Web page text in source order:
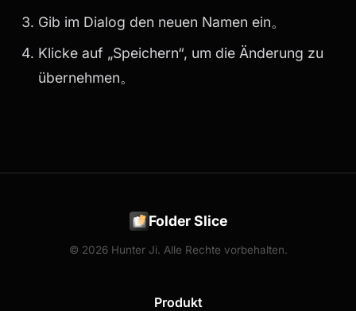
Gib im Dialog den neuen Namen ein。
Klicke auf „Speichern“, um die Änderung zu
übernehmen。
Folder Slice
© 2026 Hunter Ji. Alle Rechte vorbehalten.
Produkt